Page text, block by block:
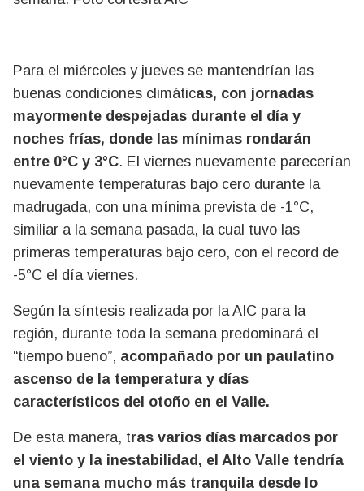
Para el miércoles y jueves se mantendrían las
buenas condiciones climáticas, con jornadas
mayormente despejadas durante el día y
noches frías, donde las mínimas rondarán
entre 0°C y 3°C. El viernes nuevamente parecerían
nuevamente temperaturas bajo cero durante la
madrugada, con una mínima prevista de -1°C,
similiar a la semana pasada, la cual tuvo las
primeras temperaturas bajo cero, con el record de
-5°C el día viernes.
Según la síntesis realizada por la AIC para la
región, durante toda la semana predominará el
“tiempo bueno”, acompañado por un paulatino
ascenso de la temperatura y días
característicos del otoño en el Valle.
De esta manera, tras varios días marcados por
el viento y la inestabilidad, el Alto Valle tendría
una semana mucho más tranquila desde lo